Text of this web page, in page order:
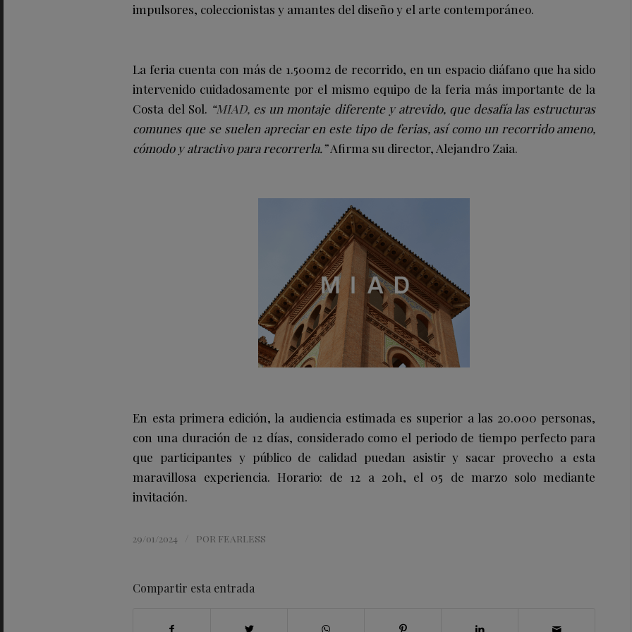
impulsores, coleccionistas y amantes del diseño y el arte contemporáneo.
La feria cuenta con más de 1.500m2 de recorrido, en un espacio diáfano que ha sido
intervenido cuidadosamente por el mismo equipo de la feria más importante de la
Costa del Sol. “MIAD, es un montaje diferente y atrevido, que desafía las estructuras
comunes que se suelen apreciar en este tipo de ferias, así como un recorrido ameno,
cómodo y atractivo para recorrerla.”Afirma su director, Alejandro Zaia.
En esta primera edición, la audiencia estimada es superior a las 20.000 personas,
con una duración de 12 días, considerado como el periodo de tiempo perfecto para
que participantes y público de calidad puedan asistir y sacar provecho a esta
maravillosa experiencia. Horario: de 12 a 20h, el 05 de marzo solo mediante
invitación.
29/01/2024 POR FEARLESS
Compartir esta entrada